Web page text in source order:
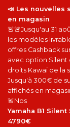
📣 Les nouvelles
en magasin
🚨🚨Jusqu'au 31
les modèles
offres Cashback
avec option Silent
droits Kawai de la
Jusqu'à 300€ de
affichés en
🚨Nos
Yamaha B1
4790€